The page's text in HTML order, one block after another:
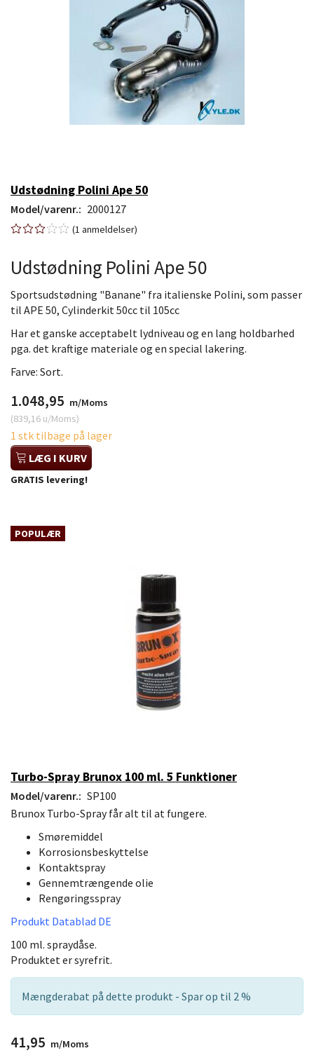
Udstødning Polini Ape 50
Model/varenr.: 2000127
1 anmeldelser
Udstødning Polini Ape 50
Sportsudstødning "Banane" fra italienske Polini, som passer
til APE 50, Cylinderkit 50cc til 105cc
Har et ganske acceptabelt lydniveau og en lang holdbarhed
pga. det kraftige materiale og en special lakering.
Farve: Sort.
1.048,95 m/Moms
(839,16 u/Moms)
1 stk tilbage på lager
LÆG I KURV
GRATIS levering!
POPULÆR
Turbo-Spray Brunox 100 ml. 5 Funktioner
Model/varenr.: SP100
Brunox Turbo-Spray får alt til at fungere.
Smøremiddel
Korrosionsbeskyttelse
Kontaktspray
Gennemtrængende olie
Rengøringsspray
Produkt Datablad DE
100 ml. spraydåse.
Produktet er syrefrit.
Mængderabat på dette produkt - Spar op til 2 %
41,95 m/Moms